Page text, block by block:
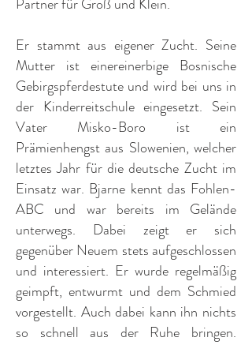
Er stammt aus eigener Zucht. Seine
Mutter ist einereinerbige Bosnische
Gebirgspferdestute und wird bei uns in
der Kinderreitschule eingesetzt. Sein
Vater Misko-Boro ist ein
Prämienhengst aus Slowenien, welcher
letztes Jahr für die deutsche Zucht im
Einsatz war. Bjarne kennt das Fohlen-
ABC und war bereits im Gelände
unterwegs. Dabei zeigt er sich
gegenüber Neuem stets aufgeschlossen
und interessiert. Er wurde regelmäßig
geimpft, entwurmt und dem Schmied
vorgestellt. Auch dabei kann ihn nichts
so schnell aus der Ruhe bringen.